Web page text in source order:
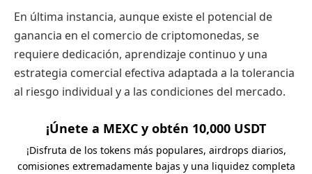
En última instancia, aunque existe el potencial de
ganancia en el comercio de criptomonedas, se
requiere dedicación, aprendizaje continuo y una
estrategia comercial efectiva adaptada a la tolerancia
al riesgo individual y a las condiciones del mercado.
¡Únete a MEXC y obtén 10,000 USDT
¡Disfruta de los tokens más populares, airdrops diarios,
comisiones extremadamente bajas y una liquidez completa